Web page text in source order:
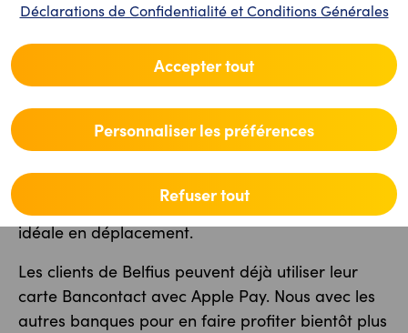
Déclarations de Confidentialité et Conditions Générales
Accepter tout
Personnaliser les préférences
Refuser tout
Payez d'un simple geste
En reliant votre carte Bancontact à Apple Pay,
vous pouvez payer facilement à l'aide de votre
iPhone ou de votre Apple Watch. Dans les deux
cas, il suffit d'un simple mouvement de poignet
pour régler vos achats. La solution mains libres
idéale en déplacement.
Les clients de Belfius peuvent déjà utiliser leur
carte Bancontact avec Apple Pay. Nous avec les
autres banques pour en faire profiter bientôt plus